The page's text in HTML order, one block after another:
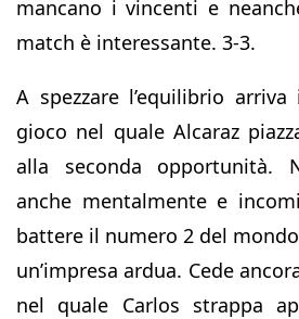
mancano i vincenti e
match è interessante. 3-3.
A spezzare l’equilibrio
gioco nel quale Alcaraz
alla seconda opportunità.
anche mentalmente e
battere il numero 2 del
un’impresa ardua. Cede
nel quale Carlos strappa